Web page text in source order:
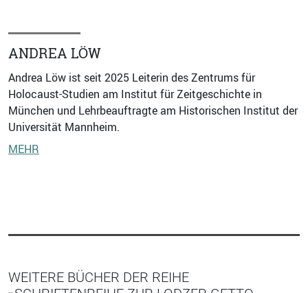
ANDREA LÖW
Andrea Löw ist seit 2025 Leiterin des Zentrums für
Holocaust-Studien am Institut für Zeitgeschichte in
München und Lehrbeauftragte am Historischen Institut der
Universität Mannheim.
MEHR
WEITERE BÜCHER DER REIHE